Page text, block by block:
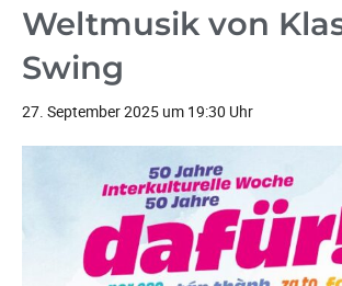
Weltmusik von
Swing
27. September 2025 um 19:30 Uhr